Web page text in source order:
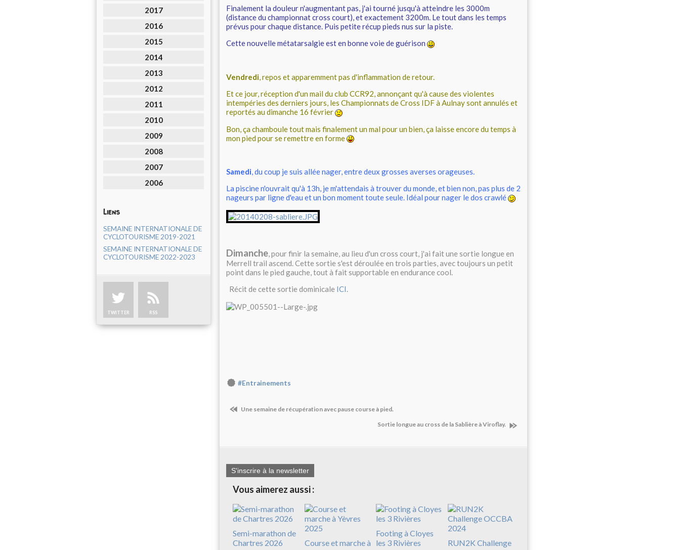
2017
2016
2015
2014
2013
2012
2011
2010
2009
2008
2007
2006
Liens
SEMAINE INTERNATIONALE DE
CYCLOTOURISME 2019-2021
SEMAINE INTERNATIONALE DE
CYCLOTOURISME 2022-2023
TWITTER RSS
Finalement la douleur n'augmentant pas, j'ai tourné jusqu'à atteindre les 3000m
(distance du championnat cross court), et exactement 3200m. Le tout dans les temps
prévus pour chaque distance. Puis petite récup pieds nus sur la piste.
Cette nouvelle métatarsalgie est en bonne voie de guérison
Vendredi, repos et apparemment pas d'inflammation de retour.
Et ce jour, réception d'un mail du club CCR92, annonçant qu'à cause des violentes
intempéries des derniers jours, les Championnats de Cross IDF à Aulnay sont annulés et
reportés au dimanche 16 février
Bon, ça chamboule tout mais finalement un mal pour un bien, ça laisse encore du temps à
mon pied pour se remettre en forme
Samedi, du coup je suis allée nager, entre deux grosses averses orageuses.
La piscine n'ouvrait qu'à 13h, je m'attendais à trouver du monde, et bien non, pas plus de 2
nageurs par ligne d'eau et un bon moment toute seule. Idéal pour nager le dos crawlé
Dimanche, pour finir la semaine, au lieu d'un cross court, j'ai fait une sortie longue en
Merrell trail ascend. Cette sortie s'est déroulée en trois parties, avec toujours un petit
point dans le pied gauche, tout à fait supportable en endurance cool.
Récit de cette sortie dominicale ICI.
#Entrainements
Une semaine de récupération avec pause course à pied.
Sortie longue au cross de la Sablière à Viroflay.
S'inscrire à la newsletter
Vous aimerez aussi :
Semi-marathon de
Chartres 2026
Course et marche à
Footing à Cloyes
les 3 Rivières
RUN2K Challenge